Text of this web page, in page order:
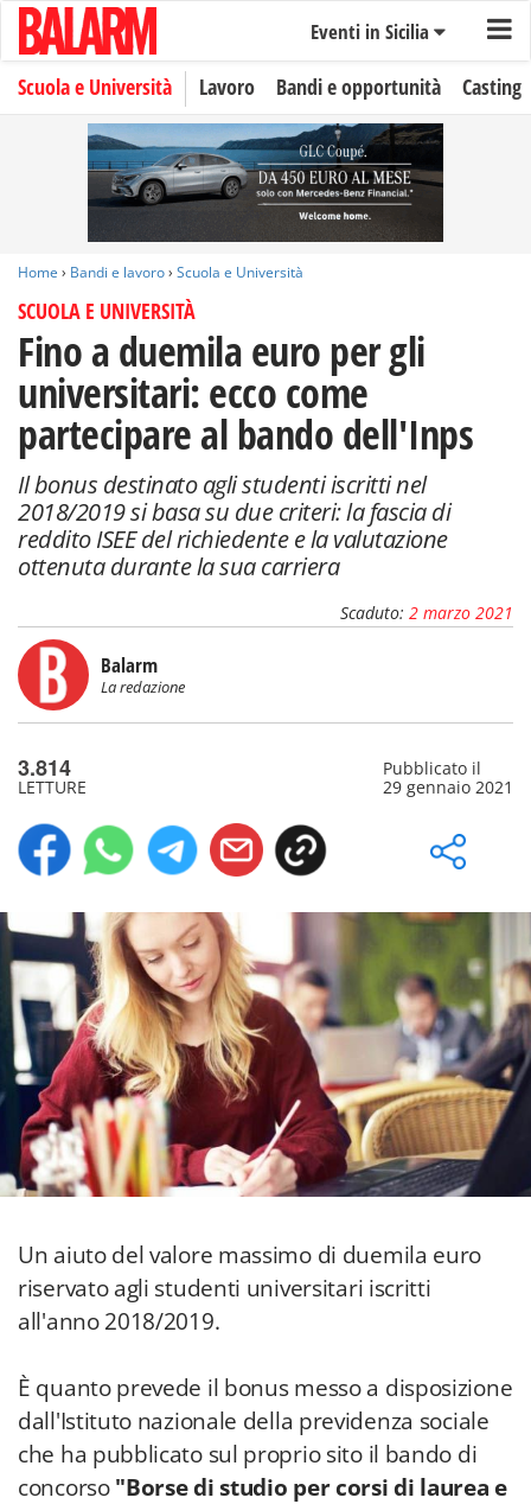
Eventi in Sicilia
Scuola e Università Lavoro Bandi e opportunità Casting
Home › Bandi e lavoro› Scuola e Università
SCUOLA E UNIVERSITÀ
Fino a duemila euro per gli
universitari: ecco come
partecipare al bando dell'Inps
Il bonus destinato agli studenti iscritti nel
2018/2019 si basa su due criteri: la fascia di
reddito ISEE del richiedente e la valutazione
ottenuta durante la sua carriera
Scaduto: 2 marzo 2021
Balarm
La redazione
3.814
LETTURE
Pubblicato il
29 gennaio 2021
Un aiuto del valore massimo di duemila euro
riservato agli studenti universitari iscritti
all'anno 2018/2019.
È quanto prevede il bonus messo a disposizione
dall'Istituto nazionale della previdenza sociale
che ha pubblicato sul proprio sito il bando di
concorso"Borse di studio per corsi di laurea e